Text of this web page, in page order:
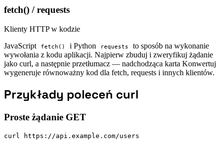
fetch() / requests
Klienty HTTP w kodzie
JavaScript
fetch() i Python requests
to sposób na wykonanie
wywołania z kodu aplikacji. Najpierw zbuduj i zweryfikuj żądanie
jako curl, a następnie przetłumacz — nadchodząca karta Konwertuj
wygeneruje równoważny kod dla fetch, requests i innych klientów.
Przykłady poleceń curl
Proste żądanie GET
curl https://api.example.com/users